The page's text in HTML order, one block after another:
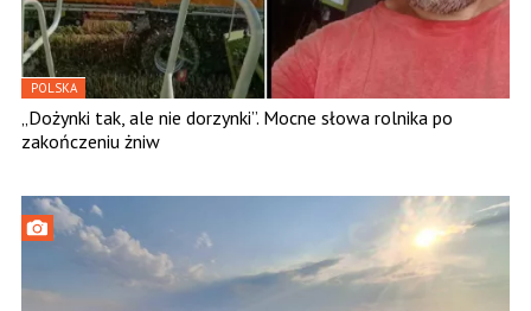
POLSKA
„Dożynki tak, ale nie dorzynki”. Mocne słowa rolnika po
zakończeniu żniw